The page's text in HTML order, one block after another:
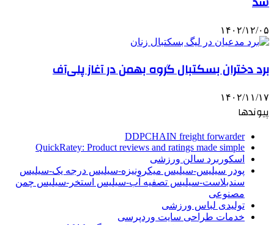
۱۴۰۲/۱۲/۰۵
برد دختران بسکتبال گروه بهمن در آغاز پلی‌آف
۱۴۰۲/۱۱/۱۷
پیوندها
DDPCHAIN freight forwarder
QuickRatey: Product reviews and ratings made simple
اسکوربرد سالن ورزشی
پودر سیلیس-سیلیس میکرونیزه-سیلیس درجه یک-سیلیس
سندبلاست-سیلیس تصفیه آب-سیلیس استخر-سیلیس چمن
مصنوعی
تولیدی لباس ورزشی
خدمات طراحی سایت وردپرسی